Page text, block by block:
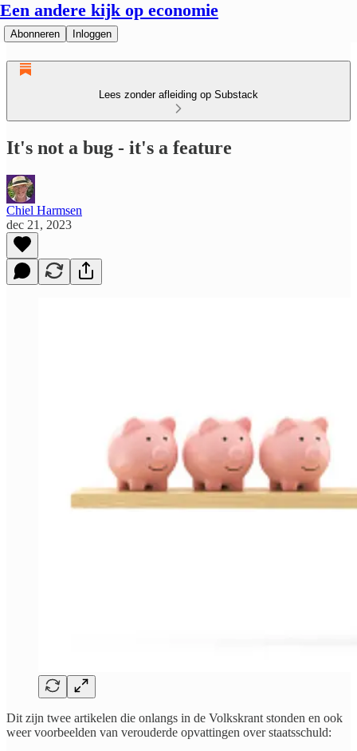
Een andere kijk op economie
Abonneren Inloggen
Lees zonder afleiding op Substack
It's not a bug - it's a feature
Chiel Harmsen
dec 21, 2023
Dit zijn twee artikelen die onlangs in de Volkskrant stonden en ook
weer voorbeelden van verouderde opvattingen over staatsschuld: